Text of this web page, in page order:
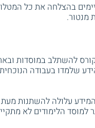
בהצלחה את כל
מנטור.
להשתלב במוסדות
שלמדו בעבודה
עלולה להשתנות
למוסד הלימודים לא